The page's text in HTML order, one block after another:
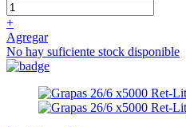
+
Agregar
No hay suficiente stock disponible